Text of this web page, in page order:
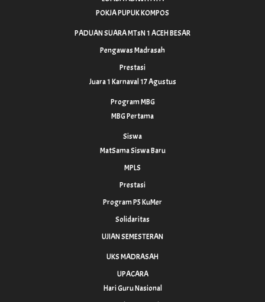
POKJA PUPUK KOMPOS
PADUAN SUARA MTsN 1 ACEH BESAR
Pengawas Madrasah
Prestasi
Juara 1 Karnaval 17 Agustus
Program MBG
MBG Pertama
Siswa
MatSama Siswa Baru
MPLS
Prestasi
Program P5 KuMer
Solidaritas
UJIAN SEMESTERAN
UKS MADRASAH
UPACARA
Hari Guru Nasional